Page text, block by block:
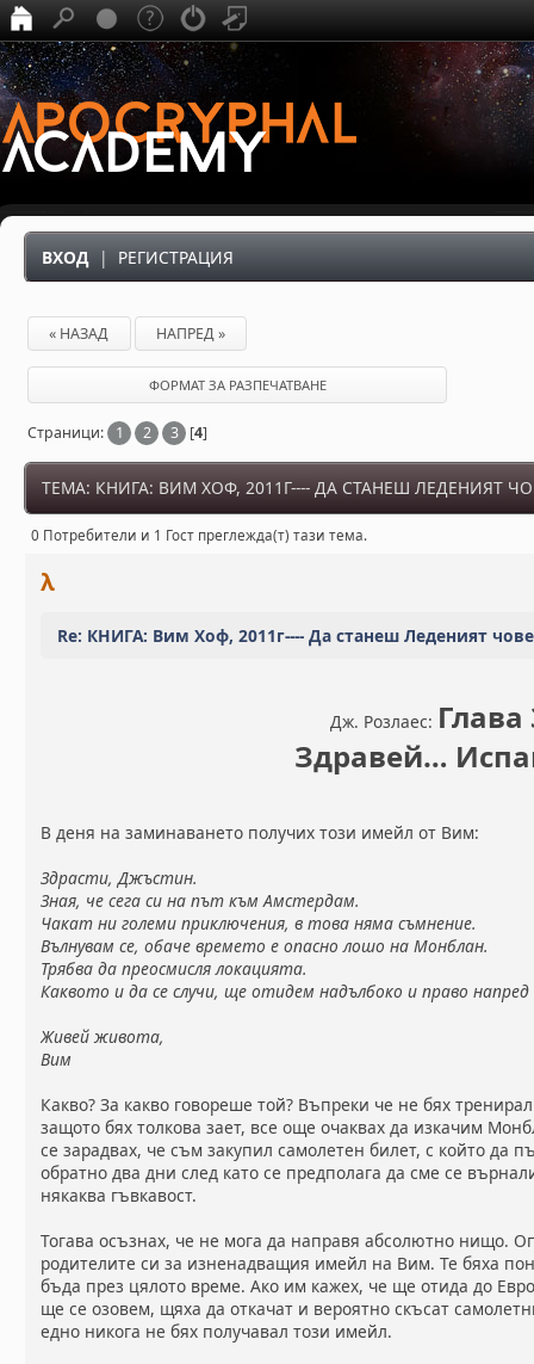
ВХОД | РЕГИСТРАЦИЯ
« НАЗАД НАПРЕД »
ФОРМАТ ЗА РАЗПЕЧАТВАНЕ
Страници: 1 2 3 [4]
ТЕМА: КНИГА: ВИМ ХОФ, 2011Г---- ДА СТАНЕШ ЛЕДЕНИЯТ
0 Потребители и 1 Гост преглежда(т) тази тема.
λ
Re: КНИГА: Вим Хоф, 2011г---- Да станеш Леденият
Дж. Розлаес: Глава
Здравей…
В деня на заминаването получих този имейл от Вим:
Здрасти, Джъстин.
Зная, че сега си на път към Амстердам.
Чакат ни големи приключения, в това няма съмнение.
Вълнувам се, обаче времето е опасно лошо на Монблан.
Трябва да преосмисля локацията.
Каквото и да се случи, ще отидем надълбоко и право
Живей живота,
Вим
Какво? За какво говореше той? Въпреки че не бях
защото бях толкова зает, все още очаквах да изкачим
се зарадвах, че съм закупил самолетен билет, с който да
обратно два дни след като се предполага да сме се
някаква гъвкавост.
Тогава осъзнах, че не мога да направя абсолютно нищо.
родителите си за изненадващия имейл на Вим. Те бяха
бъда през цялото време. Ако им кажех, че ще отида до
ще се озовем, щяха да откачат и вероятно скъсат
едно никога не бях получавал този имейл.